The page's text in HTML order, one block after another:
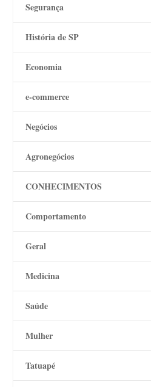
Segurança
História de SP
Economia
e-commerce
Negócios
Agronegócios
CONHECIMENTOS
Comportamento
Geral
Medicina
Saúde
Mulher
Tatuapé